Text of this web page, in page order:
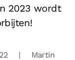
2023 wordt
| Martin